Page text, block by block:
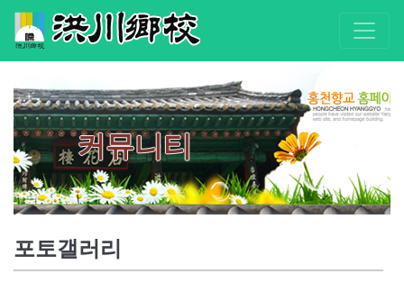
커뮤니티
포토갤러리